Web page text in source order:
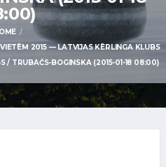
2015 — LATVIJAS KĒRLINGA KLUBS
/ TRUBAČS-BOGINSKA (2015-01-18 08:00)